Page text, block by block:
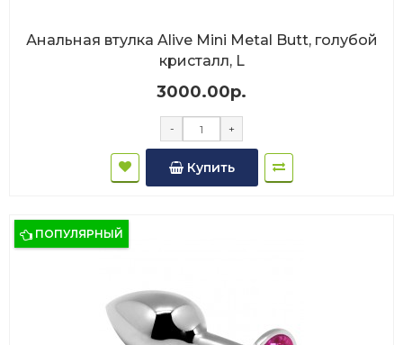
Анальная втулка Alive Mini Metal Butt, голубой
кристалл, L
3000.00р.
- +
Купить
ПОПУЛЯРНЫЙ